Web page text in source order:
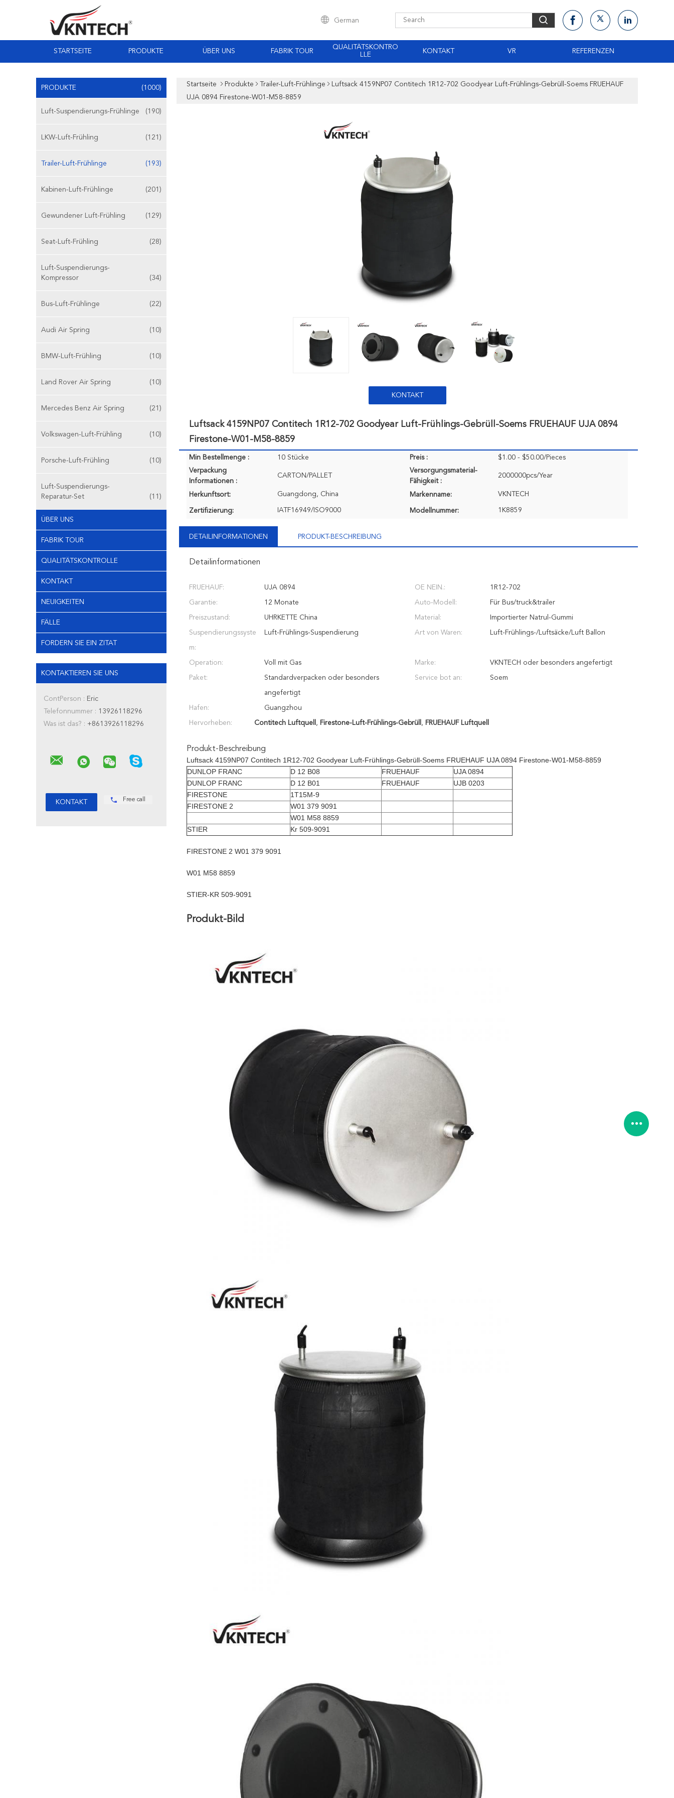
German
STARTSEITE PRODUKTE ÜBER UNS FABRIK TOUR
QUALITÄTSKONTRO
LLE
KONTAKT VR REFERENZEN
PRODUKTE (1000)
Luft-Suspendierungs-Frühlinge (190)
LKW-Luft-Frühling (121)
Trailer-Luft-Frühlinge (193)
Kabinen-Luft-Frühlinge (201)
Gewundener Luft-Frühling (129)
Seat-Luft-Frühling (28)
Luft-Suspendierungs-
Kompressor
(34)
Bus-Luft-Frühlinge (22)
Audi Air Spring (10)
BMW-Luft-Frühling (10)
Land Rover Air Spring (10)
Mercedes Benz Air Spring (21)
Volkswagen-Luft-Frühling (10)
Porsche-Luft-Frühling (10)
Luft-Suspendierungs-
Reparatur-Set
(11)
ÜBER UNS
FABRIK TOUR
QUALITÄTSKONTROLLE
KONTAKT
NEUIGKEITEN
FÄLLE
FORDERN SIE EIN ZITAT
KONTAKTIEREN SIE UNS
ContPerson : Eric
Telefonnummer : 13926118296
Was ist das? : +8613926118296
Free call
Startseite Produkte Trailer-Luft-Frühlinge
Luftsack 4159NP07 Contitech 1R12-702 Goodyear Luft-Frühlings-Gebrüll-Soems FRUEHAUF
UJA 0894 Firestone-W01-M58-8859
KONTAKT
Luftsack 4159NP07 Contitech 1R12-702 Goodyear Luft-Frühlings-Gebrüll-Soems FRUEHAUF UJA 0894
Firestone-W01-M58-8859
Min Bestellmenge : 10 Stücke Preis :
$1.00 - $50.00/Pieces
Verpackung
Informationen :
CARTON/PALLET
Versorgungsmaterial-
Fähigkeit :
2000000pcs/Year
Herkunftsort: Guangdong, China Markenname: VKNTECH
Zertifizierung: IATF16949/ISO9000 Modellnummer: 1K8859
DETAILINFORMATIONEN PRODUKT-BESCHREIBUNG
Detailinformationen
FRUEHAUF: UJA 0894 OE NEIN.: 1R12-702
Garantie: 12 Monate Auto-Modell: Für Bus/truck&trailer
Preiszustand: UHRKETTE China Material: Importierter Natrul-Gummi
Suspendierungssyste
m:
Luft-Frühlings-Suspendierung Art von Waren: Luft-Frühlings-/Luftsäcke/Luft Ballon
Operation: Voll mit Gas Marke: VKNTECH oder besonders angefertigt
Paket: Standardverpacken oder besonders
angefertigt
Service bot an: Soem
Hafen: Guangzhou
Hervorheben: Contitech Luftquell , Firestone-Luft-Frühlings-Gebrüll , FRUEHAUF Luftquell
Produkt-Beschreibung
Luftsack 4159NP07 Contitech 1R12-702 Goodyear Luft-Frühlings-Gebrüll-Soems FRUEHAUF UJA 0894 Firestone-W01-M58-8859
DUNLOP FRANC
D 12 B08 FRUEHAUF
UJA 0894
DUNLOP FRANC
D 12 B01 FRUEHAUF
UJB 0203
FIRESTONE
1T15M-9
FIRESTONE 2
W01 379 9091
W01 M58 8859
STIER
Kr 509-9091
FIRESTONE 2 W01 379 9091
W01 M58 8859
STIER-KR 509-9091
Produkt-Bild